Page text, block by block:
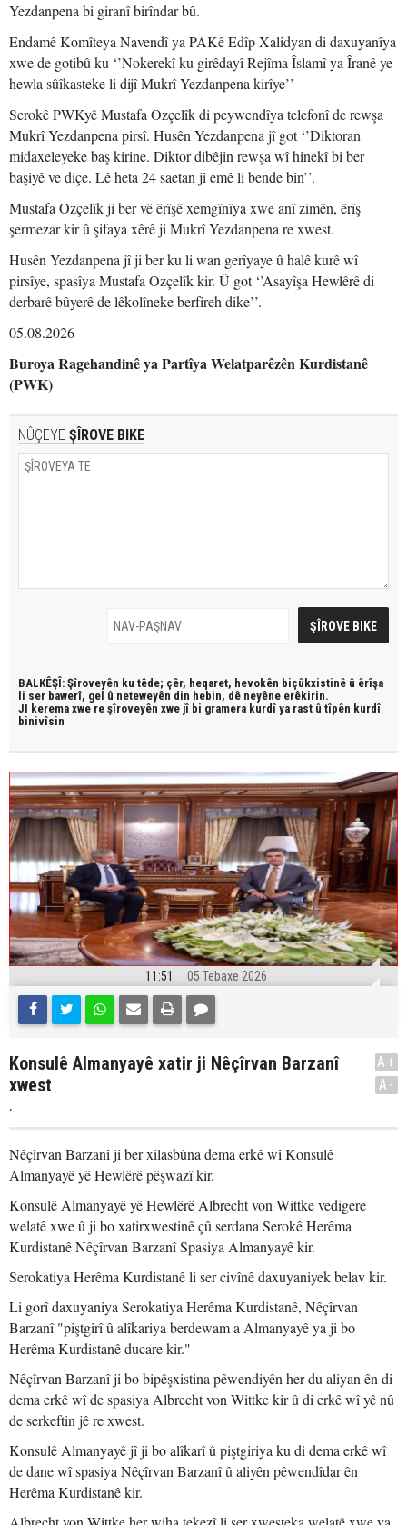
Yezdanpena bi giranî birîndar bû.
Endamê Komîteya Navendî ya PAKê Edîp Xalidyan di daxuyanîya
xwe de gotibû ku ‘’Nokerekî ku girêdayî Rejîma Îslamî ya Îranê ye
hewla sûîkasteke li dijî Mukrî Yezdanpena kirîye’’
Serokê PWKyê Mustafa Ozçelîk di peywendîya telefonî de rewşa
Mukrî Yezdanpena pirsî. Husên Yezdanpena jî got ‘’Diktoran
midaxeleyeke baş kirine. Diktor dibêjin rewşa wî hinekî bi ber
başiyê ve diçe. Lê heta 24 saetan jî emê li bende bin’’.
Mustafa Ozçelîk ji ber vê êrîşê xemgînîya xwe anî zimên, êrîş
şermezar kir û şifaya xêrê ji Mukrî Yezdanpena re xwest.
Husên Yezdanpena jî ji ber ku li wan gerîyaye û halê kurê wî
pirsîye, spasîya Mustafa Ozçelîk kir. Û got ‘’Asayîşa Hewlêrê di
derbarê bûyerê de lêkolîneke berfireh dike’’.
05.08.2026
Buroya Ragehandinê ya Partîya Welatparêzên Kurdistanê
(PWK)
NÛÇEYE ŞÎROVE BIKE
BALKÊŞÎ: Şîroveyên ku têde; çêr, heqaret, hevokên biçûkxistinê û êrîşa
li ser bawerî, gel û neteweyên din hebin, dê neyêne erêkirin.
JI kerema xwe re şîroveyên xwe jî bi gramera kurdî ya rast û tîpên kurdî
binivîsin
11:51 05 Tebaxe 2026
Konsulê Almanyayê xatir ji Nêçîrvan Barzanî
xwest
.
A+
A-
Nêçîrvan Barzanî ji ber xilasbûna dema erkê wî Konsulê
Almanyayê yê Hewlêrê pêşwazî kir.
Konsulê Almanyayê yê Hewlêrê Albrecht von Wittke vedigere
welatê xwe û ji bo xatirxwestinê çû serdana Serokê Herêma
Kurdistanê Nêçîrvan Barzanî Spasiya Almanyayê kir.
Serokatiya Herêma Kurdistanê li ser civînê daxuyaniyek belav kir.
Li gorî daxuyaniya Serokatiya Herêma Kurdistanê, Nêçîrvan
Barzanî "piştgirî û alîkariya berdewam a Almanyayê ya ji bo
Herêma Kurdistanê ducare kir."
Nêçîrvan Barzanî ji bo bipêşxistina pêwendiyên her du aliyan ên di
dema erkê wî de spasiya Albrecht von Wittke kir û di erkê wî yê nû
de serkeftin jê re xwest.
Konsulê Almanyayê jî ji bo alîkarî û piştgiriya ku di dema erkê wî
de dane wî spasiya Nêçîrvan Barzanî û aliyên pêwendîdar ên
Herêma Kurdistanê kir.